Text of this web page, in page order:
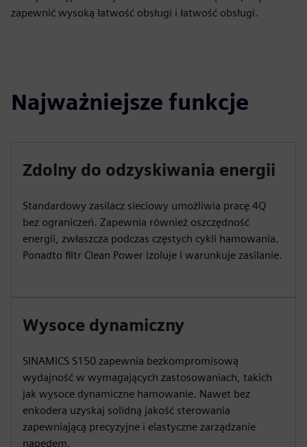
zapewnić wysoką łatwość obsługi i łatwość obsługi.
Najważniejsze funkcje
Zdolny do odzyskiwania energii
Standardowy zasilacz sieciowy umożliwia pracę 4Q
bez ograniczeń. Zapewnia również oszczędność
energii, zwłaszcza podczas częstych cykli hamowania.
Ponadto filtr Clean Power izoluje i warunkuje zasilanie.
Wysoce dynamiczny
SINAMICS S150 zapewnia bezkompromisową
wydajność w wymagających zastosowaniach, takich
jak wysoce dynamiczne hamowanie. Nawet bez
enkodera uzyskaj solidną jakość sterowania
zapewniającą precyzyjne i elastyczne zarządzanie
napędem.